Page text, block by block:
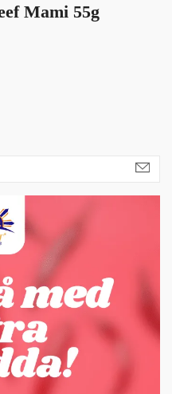
Mami 55g